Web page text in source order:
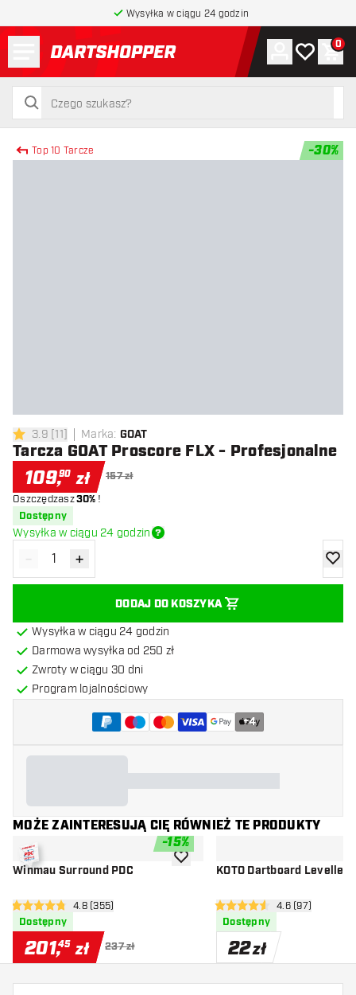
Wysyłka w ciągu 24 godzin
powrót do strony głównej
szukaj
szukaj
Konto
Moja lista
0
Top 10 Tarcze -30%
3.9 gwiazdki oceny
3.9 [11] Marka: GOAT
Tarcza GOAT Proscore FLX - Profesjonalne
109,90 zł 157 zł
Oszczędzasz30% !
Dostępny
Wysyłka w ciągu 24 godzin
Zmniejsz ilość
- Zwiększ ilość
+
DODAJ DO KOSZYKA
Wysyłka w ciągu 24 godzin
Darmowa wysyłka od 250 zł
Zwroty w ciągu 30 dni
Program lojalnościowy
+4
MOŻE ZAINTERESUJĄ CIĘ RÓWNIEŻ TE PRODUKTY
-15%
Winmau Surround PDC
otwórz panel recenzji
4.8 gwiazdki oceny
4.8 (355)
Dostępny
201,45 zł 237 zł
dodaj do listy życzeń
KOTO Dartboard Leveller
otwórz panel
4.6 gwiazdki oceny
4.6 (97)
Dostępny
22zł